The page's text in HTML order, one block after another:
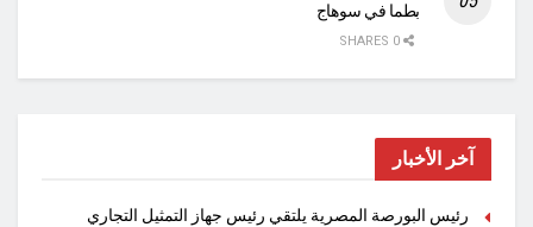
بطما في سوهاج
آخر الأخبار
رئيس البورصة المصرية يلتقي رئيس جهاز التمثيل التجاري